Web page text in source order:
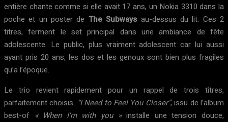
entière chante comme si elle avait 17 ans, un Nokia 3310 dans la
poche et un poster de The Subwaysau-dessus du lit. Ces 2
titres, ferment le set principal dans une ambiance de fête
adolescente. Le public, plus vraiment adolescent car lui aussi
ayant pris 20 ans, les dos et les genoux sont bien plus fragiles
qu’a l’époque.
Le trio revient rapidement pour un rappel de trois titres,
parfaitement choisis. “I Need to Feel You Closer”, issu de l’album
best-of « When I’m with you »installe une tension douce,